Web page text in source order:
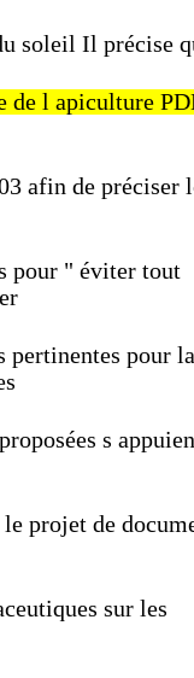
soleil Il précise
de l apiculture
afin de préciser
pour " éviter tout
pertinentes pour la
proposées s
le projet de
sur les